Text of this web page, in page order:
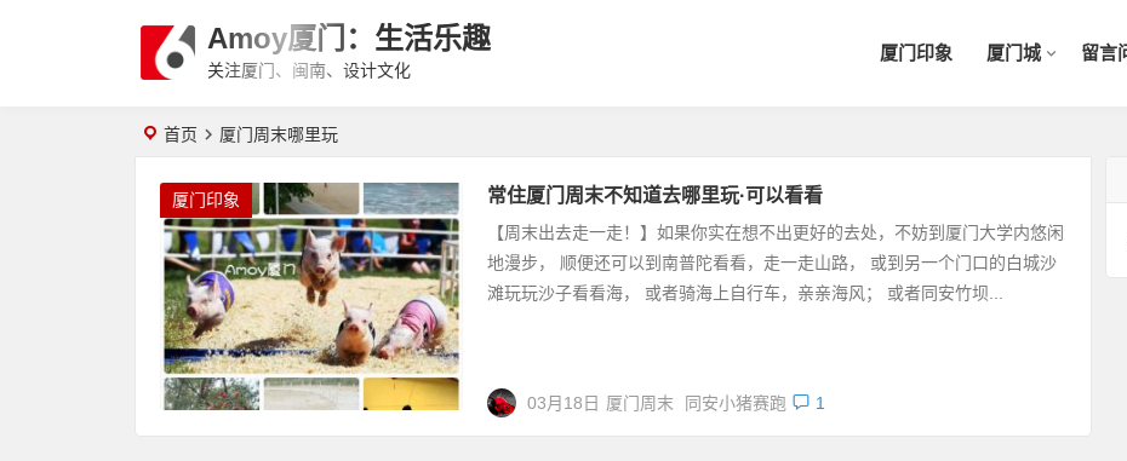
Amoy厦门：生活乐趣
关注厦门、闽南、设计文化
厦门印象 厦门城 留言
首页 厦门周末哪里玩
厦门印象 常住厦门周末不知道去哪里玩·可以看看
【周末出去走一走！】如果你实在想不出更好的去处，不妨到厦门大学内悠闲
地漫步， 顺便还可以到南普陀看看，走一走山路， 或到另一个门口的白城沙
滩玩玩沙子看看海， 或者骑海上自行车，亲亲海风； 或者同安竹坝...
03月18日 厦门周末 同安小猪赛跑 1